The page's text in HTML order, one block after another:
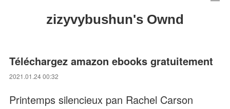
zizyvybushun's Ownd
Téléchargez amazon ebooks gratuitement
2021.01.24 00:32
Printemps silencieux pan Rachel Carson